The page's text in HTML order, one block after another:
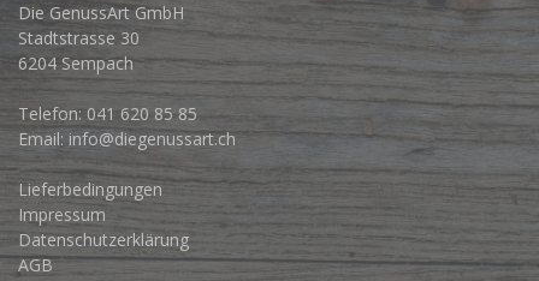
Die GenussArt GmbH
Stadtstrasse 30
6204 Sempach
Telefon: 041 620 85 85
Email: info@diegenussart.ch
Lieferbedingungen
Impressum
Datenschutzerklärung
AGB